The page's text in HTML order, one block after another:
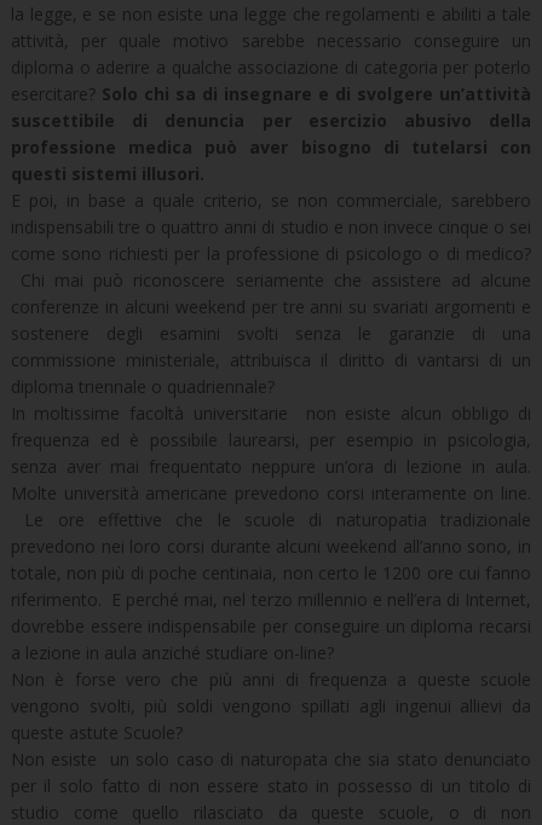
la legge, e se non esiste una legge che regolamenti e abiliti a tale
attività, per quale motivo sarebbe necessario conseguire un
diploma o aderire a qualche associazione di categoria per poterlo
esercitare? Solo chi sa di insegnare e di svolgere un’attività
suscettibile di denuncia per esercizio abusivo della
professione medica può aver bisogno di tutelarsi con
questi sistemi illusori.
E poi, in base a quale criterio, se non commerciale, sarebbero
indispensabili tre o quattro anni di studio e non invece cinque o sei
come sono richiesti per la professione di psicologo o di medico?
Chi mai può riconoscere seriamente che assistere ad alcune
conferenze in alcuni weekend per tre anni su svariati argomenti e
sostenere degli esamini svolti senza le garanzie di una
commissione ministeriale, attribuisca il diritto di vantarsi di un
diploma triennale o quadriennale?
In moltissime facoltà universitarie non esiste alcun obbligo di
frequenza ed è possibile laurearsi, per esempio in psicologia,
senza aver mai frequentato neppure un’ora di lezione in aula.
Molte università americane prevedono corsi interamente on line.
Le ore effettive che le scuole di naturopatia tradizionale
prevedono nei loro corsi durante alcuni weekend all’anno sono, in
totale, non più di poche centinaia, non certo le 1200 ore cui fanno
riferimento. E perché mai, nel terzo millennio e nell’era di Internet,
dovrebbe essere indispensabile per conseguire un diploma recarsi
a lezione in aula anziché studiare on-line?
Non è forse vero che più anni di frequenza a queste scuole
vengono svolti, più soldi vengono spillati agli ingenui allievi da
queste astute Scuole?
Non esiste un solo caso di naturopata che sia stato denunciato
per il solo fatto di non essere stato in possesso di un titolo di
studio come quello rilasciato da queste scuole, o di non